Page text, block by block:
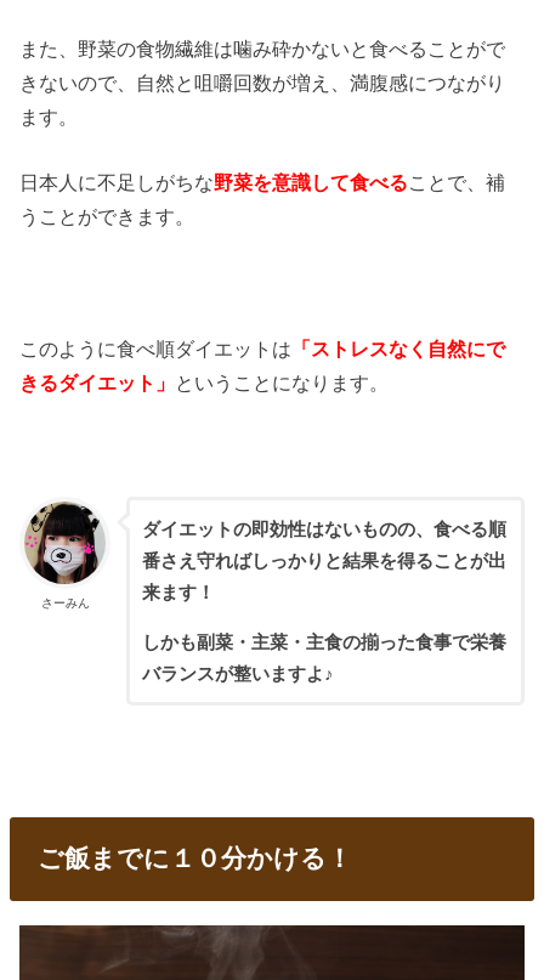
また、野菜の食物繊維は噛み砕かないと食べることがで
きないので、自然と咀嚼回数が増え、満腹感につながり
ます。
日本人に不足しがちな野菜を意識して食べることで、補
うことができます。
このように食べ順ダイエットは 「ストレスなく自然にで
きるダイエット」 ということになります。
さーみん
ダイエットの即効性はないものの、食べる順
番さえ守ればしっかりと結果を得ることが出
来ます！
しかも副菜・主菜・主食の揃った食事で栄養
バランスが整いますよ♪
ご飯までに１０分かける！